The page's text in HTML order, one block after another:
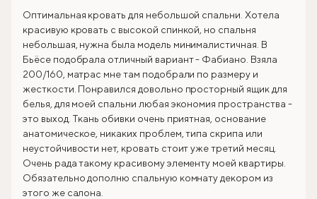
Оптимальная кровать для небольшой спальни. Хотела
красивую кровать с высокой спинкой, но спальня
небольшая, нужна была модель минималистичная. В
Бьёсе подобрала отличный вариант - Фабиано. Взяла
200/160, матрас мне там подобрали по размеру и
жесткости. Понравился довольно просторный ящик для
белья, для моей спальни любая экономия пространства -
это выход. Ткань обивки очень приятная, основание
анатомическое, никаких проблем, типа скрипа или
неустойчивости нет, кровать стоит уже третий месяц.
Очень рада такому красивому элементу моей квартиры.
Обязательно дополню спальную комнату декором из
этого же салона.